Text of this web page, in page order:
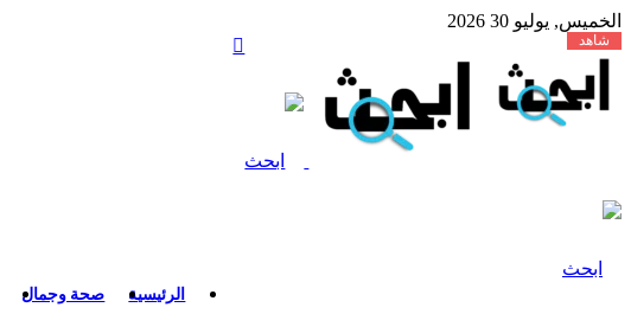
الخميس, يوليو 30 2026
شاهد
الرئيسية صحة وجمال